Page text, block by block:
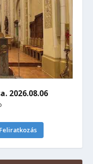
2026.08.06
Feliratkozás